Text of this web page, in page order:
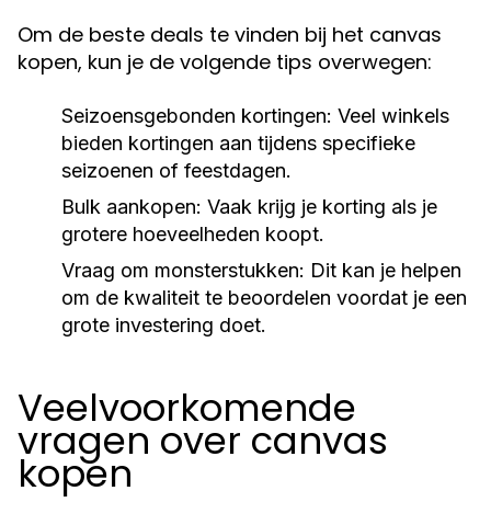
Om de beste deals te vinden bij het canvas
kopen, kun je de volgende tips overwegen:
Seizoensgebonden kortingen: Veel winkels
bieden kortingen aan tijdens specifieke
seizoenen of feestdagen.
Bulk aankopen: Vaak krijg je korting als je
grotere hoeveelheden koopt.
Vraag om monsterstukken: Dit kan je helpen
om de kwaliteit te beoordelen voordat je een
grote investering doet.
Veelvoorkomende
vragen over canvas
kopen